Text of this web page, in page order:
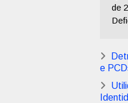
de
e